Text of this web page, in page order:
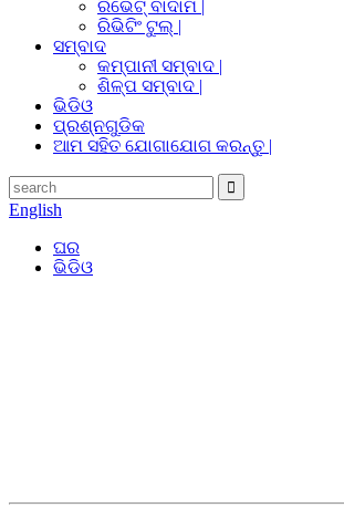
ରିଭେଟ୍ ବାଦାମ |
ରିଭିଟିଂ ଟୁଲ୍ |
ସମ୍ବାଦ
କମ୍ପାନୀ ସମ୍ବାଦ |
ଶିଳ୍ପ ସମ୍ବାଦ |
ଭିଡିଓ
ପ୍ରଶ୍ନଗୁଡିକ
ଆମ ସହିତ ଯୋଗାଯୋଗ କରନ୍ତୁ |
English
ଘର
ଭିଡିଓ